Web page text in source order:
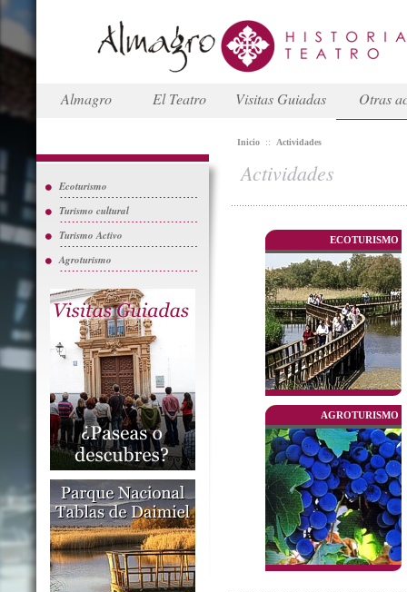
Almagro El Teatro Visitas Guiadas Otras
Ecoturismo
Turismo cultural
Turismo Activo
Agroturismo
Inicio :: Actividades
Actividades
ECOTURISMO
AGROTURISMO